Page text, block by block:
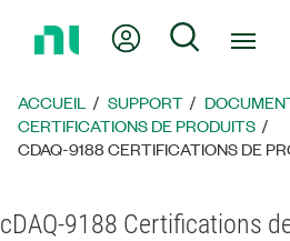
page
d’accueil
Mon compteRechercher
ACCUEIL SUPPORT
CERTIFICATIONS DE PRODUITS
CDAQ-9188 CERTIFICATIONS DE
cDAQ-9188 Certifications